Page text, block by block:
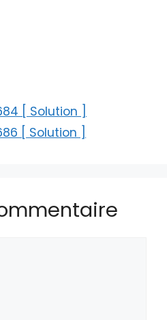
[ Solution ]
[ Solution ]